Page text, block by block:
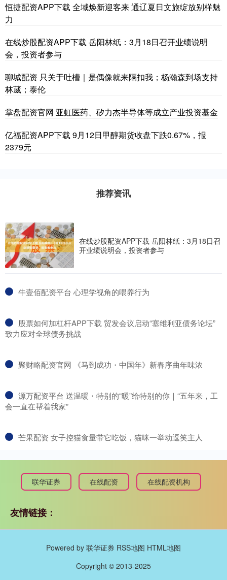
恒捷配资APP下载 全域焕新迎客来 通辽夏日文旅绽放别样魅
力
在线炒股配资APP下载 岳阳林纸：3月18日召开业绩说明
会，投资者参与
聊城配资 只关于吐槽｜是偶像就来隔扣我；杨瀚森到场支持
林葳；泰伦
掌盘配资官网 亚虹医药、矽力杰半导体等成立产业投资基金
亿福配资APP下载 9月12日甲醇期货收盘下跌0.67%，报
2379元
推荐资讯
在线炒股配资APP下载 岳阳林纸：3月18日召
开业绩说明会，投资者参与
​牛壹佰配资平台 心理学视角的喂养行为
​股票如何加杠杆APP下载 贸发会议启动“塞维利亚债务论坛”
致力应对全球债务挑战
​聚财略配资官网 《马到成功・中国年》新春序曲年味浓
​源万配资平台 送温暖・特别的“暖”给特别的你｜“五年来，工
会一直在帮着我家”
​芒果配资 女子控猫食量带它吃饭，猫咪一举动逗笑主人
联华证券 在线配资 在线配资机构
友情链接：
Powered by 联华证券 RSS地图 HTML地图
Copyright © 2013-2025